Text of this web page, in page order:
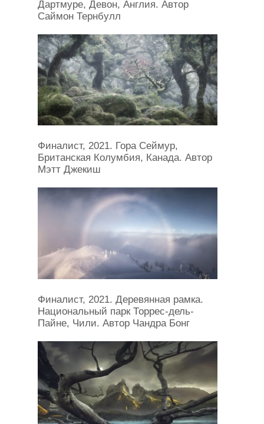
Дартмуре, Девон, Англия. Автор
Саймон Тернбулл
Финалист, 2021. Гора Сеймур,
Британская Колумбия, Канада. Автор
Мэтт Джекиш
Финалист, 2021. Деревянная рамка.
Национальный парк Торрес-дель-
Пайне, Чили. Автор Чандра Бонг